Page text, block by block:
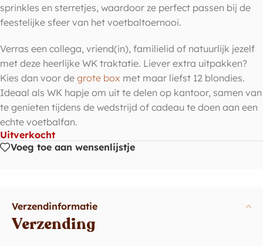
sprinkles en sterretjes, waardoor ze perfect passen bij de
feestelijke sfeer van het voetbaltoernooi.
Verras een collega, vriend(in), familielid of natuurlijk jezelf
met deze heerlijke WK traktatie. Liever extra uitpakken?
Kies dan voor de grote box met maar liefst 12 blondies.
Ideaal als WK hapje om uit te delen op kantoor, samen van
te genieten tijdens de wedstrijd of cadeau te doen aan een
echte voetbalfan.
Uitverkocht
Voeg toe aan wensenlijstje
Verzendinformatie
Verzending